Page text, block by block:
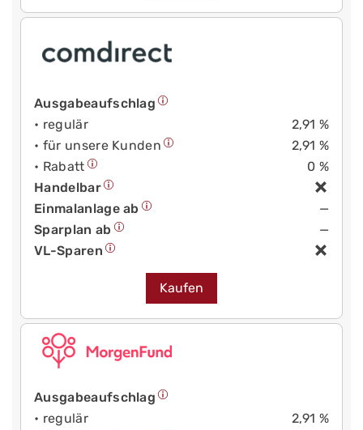
Ausgabeaufschlag
• regulär
2,91 %
• für unsere Kunden
2,91 %
• Rabatt
0 %
Handelbar
Einmalanlage ab
—
Sparplan ab
—
VL-Sparen
Kaufen
Ausgabeaufschlag
• regulär
2,91 %